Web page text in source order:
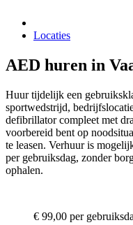
Locaties
AED huren in
Huur tijdelijk een
sportwedstrijd,
defibrillator compleet met
voorbereid bent op
te leasen. Verhuur is
per gebruiksdag, zonder
ophalen.
€ 99,00 per